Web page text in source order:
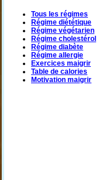
Tous les régimes
Régime diététique
Régime végétarien
Régime cholestérol
Régime diabète
Régime allergie
Exercices maigrir
Table de calories
Motivation maigrir